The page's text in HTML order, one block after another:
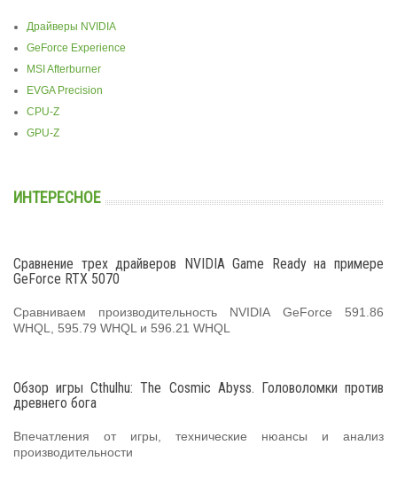
Драйверы NVIDIA
GeForce Experience
MSI Afterburner
EVGA Precision
CPU-Z
GPU-Z
ИНТЕРЕСНОЕ
Сравнение трех драйверов NVIDIA Game Ready на примере
GeForce RTX 5070
Сравниваем производительность NVIDIA GeForce 591.86
WHQL, 595.79 WHQL и 596.21 WHQL
Обзор игры Cthulhu: The Cosmic Abyss. Головоломки против
древнего бога
Впечатления от игры, технические нюансы и анализ
производительности